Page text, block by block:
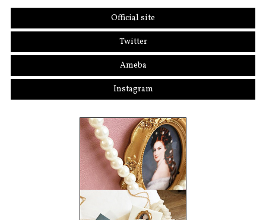
Official site
Twitter
Ameba
Instagram